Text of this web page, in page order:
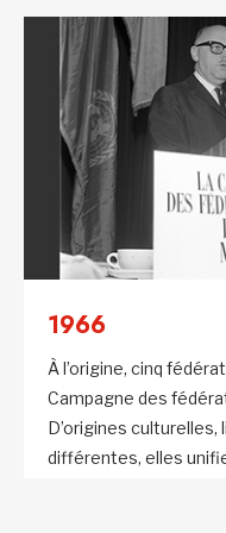
».
1966
À l’origine, cinq
Campagne des
D’origines
différentes, elles